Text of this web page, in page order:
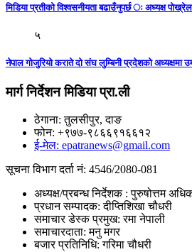
मिडिया प्रतीको विश्वसनीयता बढाउँनुपर्छ ः अध्यक्ष पोख्रेल
५
नेपाल गोजुरियो कराते दो संघ लुम्बिनी प्रदेशको अध्यक्षमा
मार्ग निर्देशन मिडिया प्रा.ली
ठेगाना: तुलसीपुर, दाङ
फोन: +९७७-९८६६९१६६१२
ई-मेल: epatranews@gmail.com
सूचना विभाग दर्ता नं: 4546/2080-081
अध्यक्ष/प्रबन्ध निर्देशक : पुरुषोत्तम
प्रधान सम्पादक: दीप्तिशिखा चौधरी
समाचार डेस्क प्रमुख: रमा नेपाली
समाचारदाता: मनु मगर
बजार प्रतिनिधि: गरिमा चौधरी